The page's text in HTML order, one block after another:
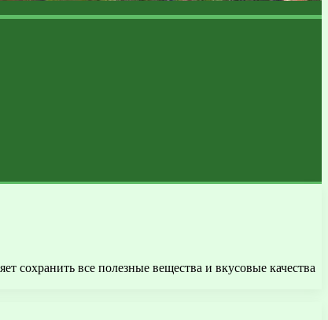
сохранить все полезные вещества и вкусовые качества